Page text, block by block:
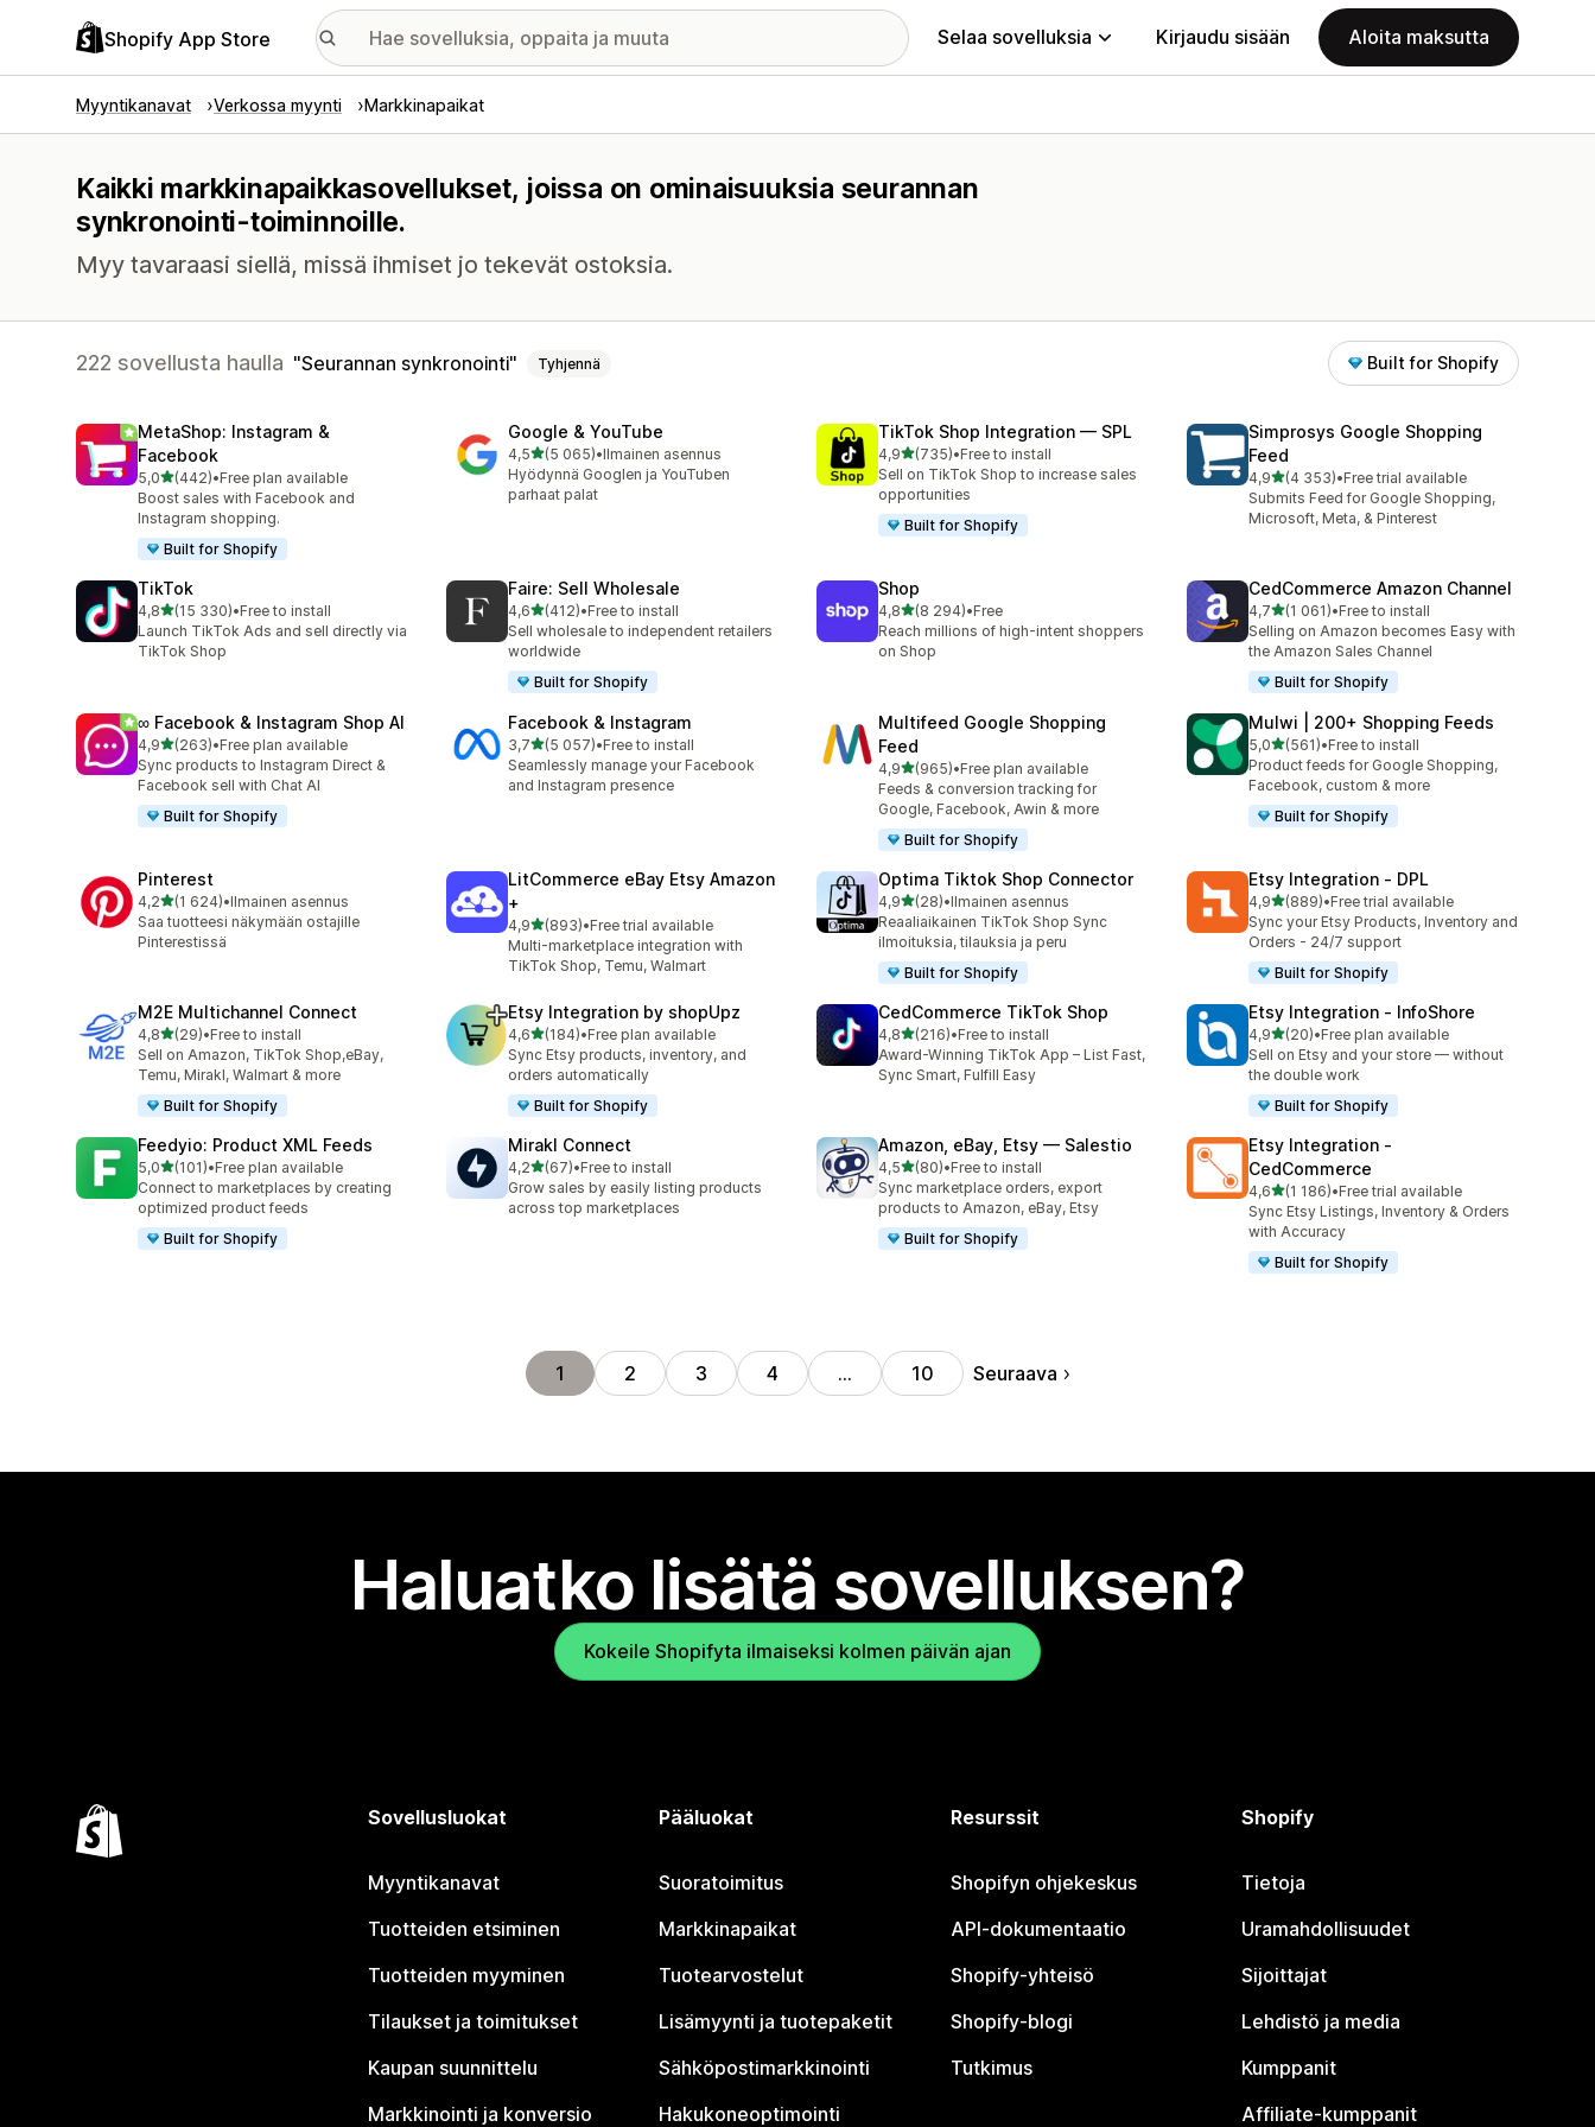
Shopify App Store Selaa sovelluksia Kirjaudu sisään Aloita maksutta
Myyntikanavat Verkossa myynti Markkinapaikat
Kaikki markkinapaikkasovellukset, joissa on ominaisuuksia seurannan
synkronointi-toiminnoille.
Myy tavaraasi siellä, missä ihmiset jo tekevät ostoksia.
222 sovellusta haulla Seurannan synkronointi Tyhjennä Built for Shopify
MetaShop: Instagram &
Facebook
5,0/ 5 tähteä
(442)
442 arvostelua yhteensä
•Free plan available
Boost sales with Facebook and
Instagram shopping.
Built for Shopify
Google & YouTube
4,5/ 5 tähteä
(5 065)
5065 arvostelua yhteensä
•Ilmainen asennus
Hyödynnä Googlen ja YouTuben
parhaat palat
TikTok Shop Integration — SPL
4,9/ 5 tähteä
(735)
735 arvostelua yhteensä
•Free to install
Sell on TikTok Shop to increase sales
opportunities
Built for Shopify
Simprosys Google Shopping
Feed
4,9/ 5 tähteä
(4 353)
4353 arvostelua yhteensä
•Free trial available
Submits Feed for Google Shopping,
Microsoft, Meta, & Pinterest
TikTok
4,8/ 5 tähteä
(15 330)
15330 arvostelua yhteensä
•Free to install
Launch TikTok Ads and sell directly via
TikTok Shop
Faire: Sell Wholesale
4,6/ 5 tähteä
(412)
412 arvostelua yhteensä
•Free to install
Sell wholesale to independent retailers
worldwide
Built for Shopify
Shop
4,8/ 5 tähteä
(8 294)
8294 arvostelua yhteensä
•Free
Reach millions of high-intent shoppers
on Shop
CedCommerce Amazon Channel
4,7/ 5 tähteä
(1 061)
1061 arvostelua yhteensä
•Free to install
Selling on Amazon becomes Easy with
the Amazon Sales Channel
Built for Shopify
∞ Facebook & Instagram Shop AI
4,9/ 5 tähteä
(263)
263 arvostelua yhteensä
•Free plan available
Sync products to Instagram Direct &
Facebook sell with Chat AI
Built for Shopify
Facebook & Instagram
3,7/ 5 tähteä
(5 057)
5057 arvostelua yhteensä
•Free to install
Seamlessly manage your Facebook
and Instagram presence
Multifeed Google Shopping
Feed
4,9/ 5 tähteä
(965)
965 arvostelua yhteensä
•Free plan available
Feeds & conversion tracking for
Google, Facebook, Awin & more
Built for Shopify
Mulwi | 200+ Shopping Feeds
5,0/ 5 tähteä
(561)
561 arvostelua yhteensä
•Free to install
Product feeds for Google Shopping,
Facebook, custom & more
Built for Shopify
Pinterest
4,2/ 5 tähteä
(1 624)
1624 arvostelua yhteensä
•Ilmainen asennus
Saa tuotteesi näkymään ostajille
Pinterestissä
LitCommerce eBay Etsy Amazon
+
4,9/ 5 tähteä
(893)
893 arvostelua yhteensä
•Free trial available
Multi-marketplace integration with
TikTok Shop, Temu, Walmart
Optima Tiktok Shop Connector
4,9/ 5 tähteä
(28)
28 arvostelua yhteensä
•Ilmainen asennus
Reaaliaikainen TikTok Shop Sync
ilmoituksia, tilauksia ja peru
Built for Shopify
Etsy Integration ‑ DPL
4,9/ 5 tähteä
(889)
889 arvostelua yhteensä
•Free trial available
Sync your Etsy Products, Inventory and
Orders - 24/7 support
Built for Shopify
M2E Multichannel Connect
4,8/ 5 tähteä
(29)
29 arvostelua yhteensä
•Free to install
Sell on Amazon, TikTok Shop,eBay,
Temu, Mirakl, Walmart & more
Built for Shopify
Etsy Integration by shopUpz
4,6/ 5 tähteä
(184)
184 arvostelua yhteensä
•Free plan available
Sync Etsy products, inventory, and
orders automatically
Built for Shopify
CedCommerce TikTok Shop
4,8/ 5 tähteä
(216)
216 arvostelua yhteensä
•Free to install
Award-Winning TikTok App – List Fast,
Sync Smart, Fulfill Easy
Etsy Integration ‑ InfoShore
4,9/ 5 tähteä
(20)
20 arvostelua yhteensä
•Free plan available
Sell on Etsy and your store — without
the double work
Built for Shopify
Feedyio: Product XML Feeds
5,0/ 5 tähteä
(101)
101 arvostelua yhteensä
•Free plan available
Connect to marketplaces by creating
optimized product feeds
Built for Shopify
Mirakl Connect
4,2/ 5 tähteä
(67)
67 arvostelua yhteensä
•Free to install
Grow sales by easily listing products
across top marketplaces
Amazon, eBay, Etsy — Salestio
4,5/ 5 tähteä
(80)
80 arvostelua yhteensä
•Free to install
Sync marketplace orders, export
products to Amazon, eBay, Etsy
Built for Shopify
Etsy Integration ‑
CedCommerce
4,6/ 5 tähteä
(1 186)
1186 arvostelua yhteensä
•Free trial available
Sync Etsy Listings, Inventory & Orders
with Accuracy
Built for Shopify
1 2 3 4 … 10 Seuraava
Haluatko lisätä sovelluksen?
Kokeile Shopifyta ilmaiseksi kolmen päivän ajan
Sovellusluokat
Myyntikanavat
Tuotteiden etsiminen
Tuotteiden myyminen
Tilaukset ja toimitukset
Kaupan suunnittelu
Markkinointi ja konversio
Pääluokat
Suoratoimitus
Markkinapaikat
Tuotearvostelut
Lisämyynti ja tuotepaketit
Sähköpostimarkkinointi
Hakukoneoptimointi
Resurssit
Shopifyn ohjekeskus
API-dokumentaatio
Shopify-yhteisö
Shopify-blogi
Tutkimus
Shopify
Tietoja
Uramahdollisuudet
Sijoittajat
Lehdistö ja media
Kumppanit
Affiliate-kumppanit